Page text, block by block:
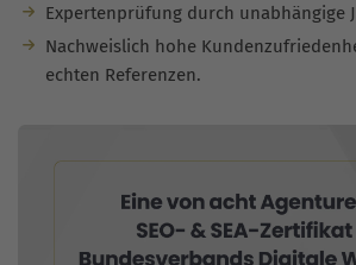
Expertenprüfung durch unabhängige
Nachweislich hohe
echten Referenzen.